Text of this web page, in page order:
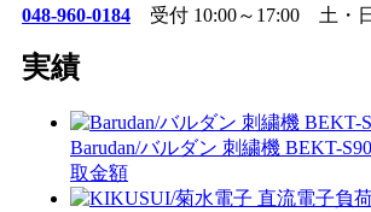
048-960-0184 受付 10:00～17:00 土・
実績
Barudan/バルダン 刺繍機 BEKT-
取金額